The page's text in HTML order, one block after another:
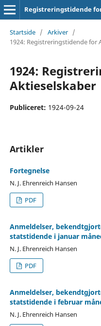
Startside / Arkiver /
1924: Registreringstidende for
1924:
Aktieselskaber
Publiceret: 1924-09-24
Artikler
Fortegnelse
N. J. Ehrenreich Hansen
PDF
Anmeldelser,
statstidende i januar
N. J. Ehrenreich Hansen
PDF
Anmeldelser,
statstidende i februar
N. J. Ehrenreich Hansen